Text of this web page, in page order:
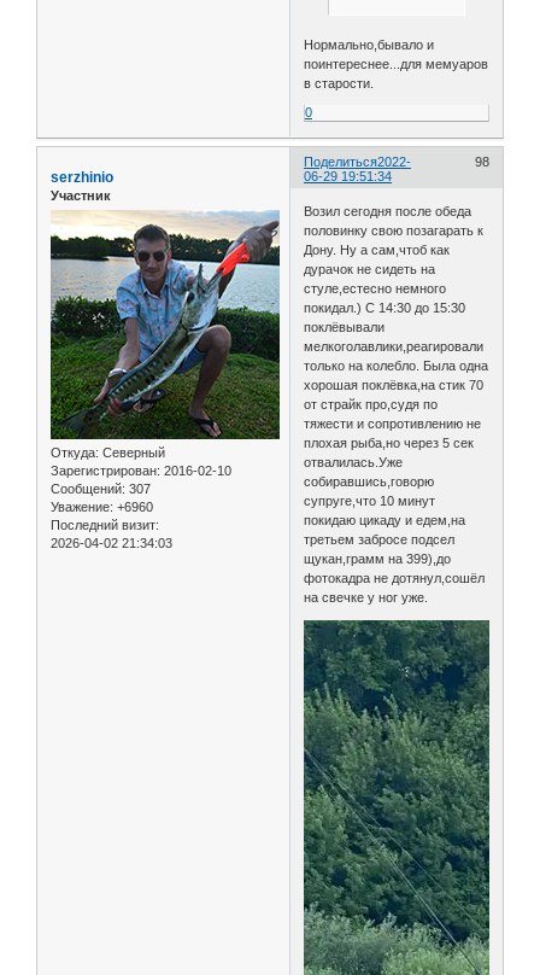
Нормально,бывало и
поинтереснее...для мемуаров
в старости.
0
Поделиться 98
2022-
06-29 19:51:34
serzhinio
Участник
Откуда: Северный
Зарегистрирован: 2016-02-10
Сообщений: 307
Уважение: +6960
Последний визит:
2026-04-02 21:34:03
Возил сегодня после обеда
половинку свою позагарать к
Дону. Ну а сам,чтоб как
дурачок не сидеть на
стуле,естесно немного
покидал.) С 14:30 до 15:30
поклёвывали
мелкоголавлики,реагировали
только на колебло. Была одна
хорошая поклёвка,на стик 70
от страйк про,судя по
тяжести и сопротивлению не
плохая рыба,но через 5 сек
отвалилась.Уже
собиравшись,говорю
супруге,что 10 минут
покидаю цикаду и едем,на
третьем забросе подсел
щукан,грамм на 399),до
фотокадра не дотянул,сошёл
на свечке у ног уже.